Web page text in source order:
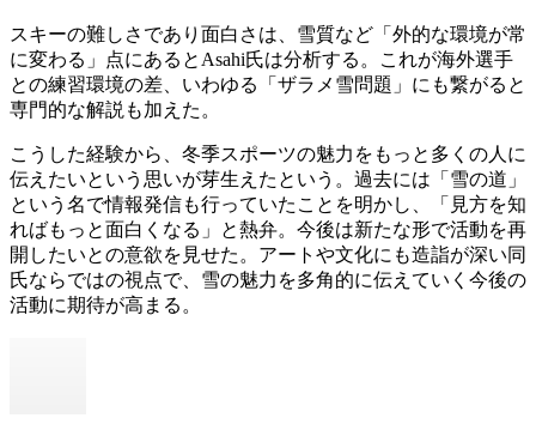
スキーの難しさであり面白さは、雪質など「外的な環境が常
に変わる」点にあるとAsahi氏は分析する。これが海外選手
との練習環境の差、いわゆる「ザラメ雪問題」にも繋がると
専門的な解説も加えた。
こうした経験から、冬季スポーツの魅力をもっと多くの人に
伝えたいという思いが芽生えたという。過去には「雪の道」
という名で情報発信も行っていたことを明かし、「見方を知
ればもっと面白くなる」と熱弁。今後は新たな形で活動を再
開したいとの意欲を見せた。アートや文化にも造詣が深い同
氏ならではの視点で、雪の魅力を多角的に伝えていく今後の
活動に期待が高まる。